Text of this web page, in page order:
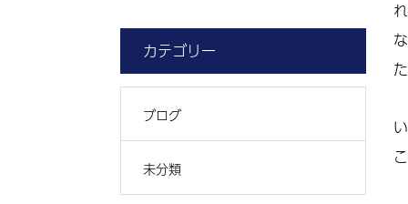
カテゴリー
ブログ
未分類